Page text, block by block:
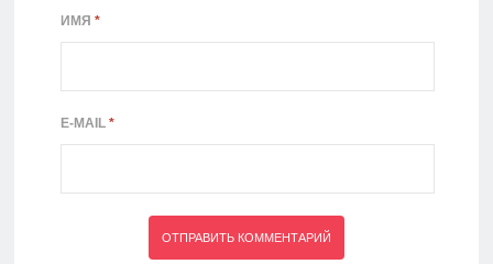
ИМЯ *
E-MAIL *